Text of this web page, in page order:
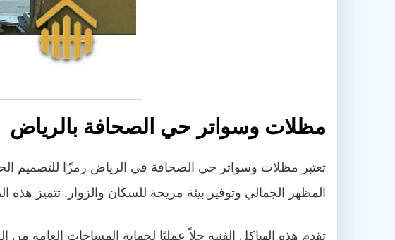
مظلات وسواتر حي الصحافة بالرياض
تعتبر مظلات وسواتر حي الصحافة في الرياض رمزًا للتصميم
المظهر الجمالي وتوفير بيئة مريحة للسكان والزوار. تتميز
تقدم هذه الهياكل الفنية حلاً عمليًا لحماية المساحات العامة